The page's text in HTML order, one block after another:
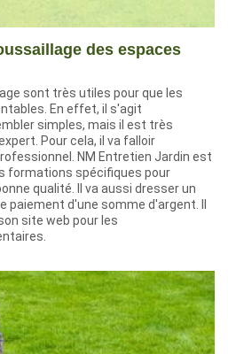
des espaces
sont très utiles pour que les
En effet, il s'agit
simples, mais il est très
Pour cela, il va falloir
NM Entretien Jardin est
formations spécifiques pour
qualité. Il va aussi dresser un
paiement d'une somme d'argent. Il
site web pour les